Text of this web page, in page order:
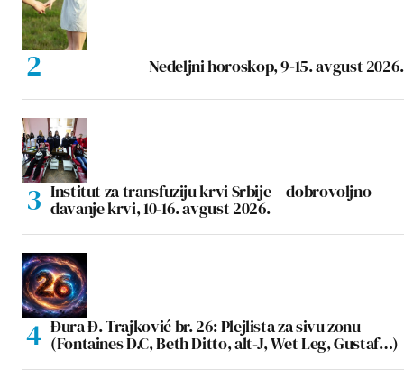
Nedeljni horoskop, 9-15. avgust 2026.
Institut za transfuziju krvi Srbije – dobrovoljno
davanje krvi, 10-16. avgust 2026.
Đura Đ. Trajković br. 26: Plejlista za sivu zonu
(Fontaines D.C, Beth Ditto, alt-J, Wet Leg, Gustaf…)